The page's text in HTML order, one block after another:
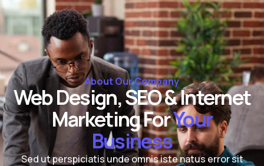
About Our Company
Web Design, SEO & Internet
Marketing ForYour
Business
Sed ut perspiciatis unde omnis iste natus error sit